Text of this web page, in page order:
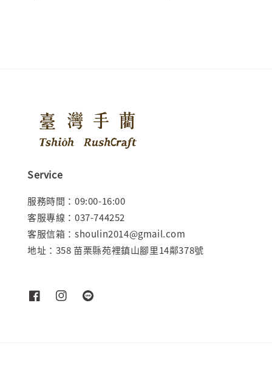
Service
服務時間：09:00-16:00
客服專線：037-744252
客服信箱：shoulin2014@gmail.com
地址：358 苗栗縣苑裡鎮山腳里14鄰378號